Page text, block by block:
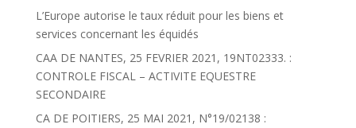
L’Europe autorise le taux réduit pour les biens et
services concernant les équidés
CAA DE NANTES, 25 FEVRIER 2021, 19NT02333. :
CONTROLE FISCAL – ACTIVITE EQUESTRE
SECONDAIRE
CA DE POITIERS, 25 MAI 2021, N°19/02138 :